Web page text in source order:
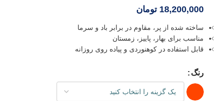
18,200,000 تومان
ساخته شده از پر، مقاوم در برابر باد و سرما
مناسب برای بهار، پاییز، زمستان
قابل استفاده در کوهنوردی و پیاده روی روزانه
رنگ